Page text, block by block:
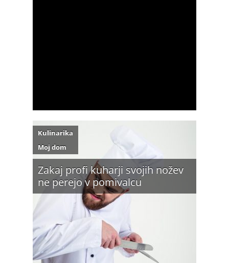
Zakaj profi kuharji svojih nožev
ne perejo v pomivalcu
Kulinarika
Moj dom